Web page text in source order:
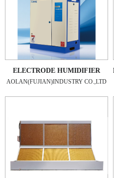
ELECTRODE HUMIDIFIER
AOLAN(FUJIAN)INDUSTRY CO.,LTD